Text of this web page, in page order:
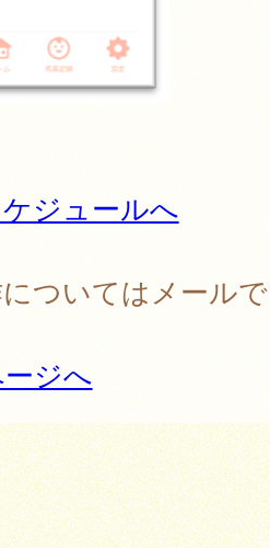
ジュールへ
ついてはメール
ジへ